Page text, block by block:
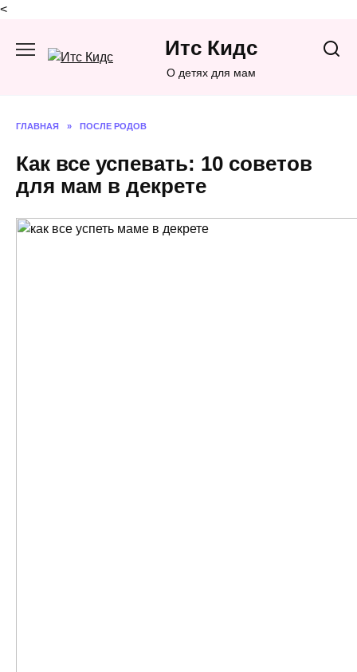
<
содержанию
Итс Кидс
О детях для мам
ГЛАВНАЯ » ПОСЛЕ РОДОВ
Как все успевать: 10 советов
для мам в декрете